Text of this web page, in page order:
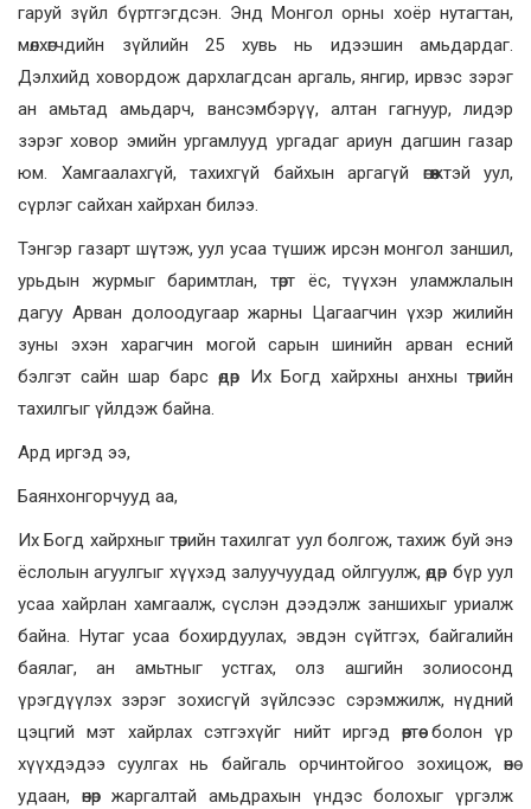
гаруй зүйл бүртгэгдсэн. Энд Монгол орны хоёр нутагтан,
мөлхөгчдийн зүйлийн 25 хувь нь идээшин амьдардаг.
Дэлхийд ховордож дархлагдсан аргаль, янгир, ирвэс зэрэг
ан амьтад амьдарч, вансэмбэрүү, алтан гагнуур, лидэр
зэрэг ховор эмийн ургамлууд ургадаг ариун дагшин газар
юм. Хамгаалахгүй, тахихгүй байхын аргагүй өгөөжтэй уул,
сүрлэг сайхан хайрхан билээ.
Тэнгэр газарт шүтэж, уул усаа түшиж ирсэн монгол заншил,
урьдын журмыг баримтлан, төрт ёс, түүхэн уламжлалын
дагуу Арван долоодугаар жарны Цагаагчин үхэр жилийн
зуны эхэн харагчин могой сарын шинийн арван есний
бэлгэт сайн шар барс өдөр Их Богд хайрхны анхны төрийн
тахилгыг үйлдэж байна.
Ард иргэд ээ,
Баянхонгорчууд аа,
Их Богд хайрхныг төрийн тахилгат уул болгож, тахиж буй энэ
ёслолын агуулгыг хүүхэд залуучуудад ойлгуулж, өдөр бүр уул
усаа хайрлан хамгаалж, сүслэн дээдэлж заншихыг уриалж
байна. Нутаг усаа бохирдуулах, эвдэн сүйтгэх, байгалийн
баялаг, ан амьтныг устгах, олз ашгийн золиосонд
үрэгдүүлэх зэрэг зохисгүй зүйлсээс сэрэмжилж, нүдний
цэцгий мэт хайрлах сэтгэхүйг нийт иргэд өөртөө болон үр
хүүхдэдээ суулгах нь байгаль орчинтойгоо зохицож, өнө
удаан, өнөр жаргалтай амьдрахын үндэс болохыг үргэлж